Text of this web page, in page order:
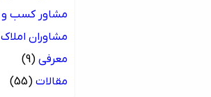
مشاور کسب و
مشاوران
معرفی (9)
مقالات (55)